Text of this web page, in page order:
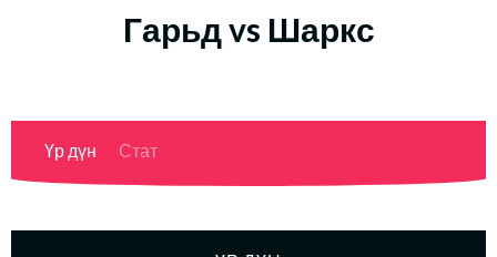
Гарьд vs Шаркс
Үр дүн Стат